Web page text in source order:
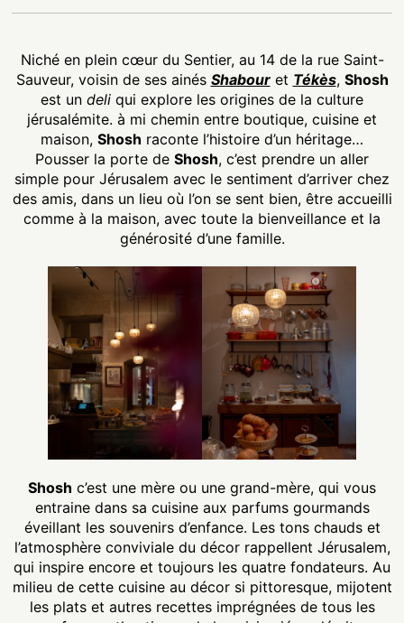
Niché en plein cœur du Sentier, au 14 de la rue Saint-
Sauveur, voisin de ses ainés Shabouret Tékès, Shosh
est un deli qui explore les origines de la culture
jérusalémite. à mi chemin entre boutique, cuisine et
maison, Shosh raconte l’histoire d’un héritage…
Pousser la porte de Shosh, c’est prendre un aller
simple pour Jérusalem avec le sentiment d’arriver chez
des amis, dans un lieu où l’on se sent bien, être accueilli
comme à la maison, avec toute la bienveillance et la
générosité d’une famille.
Shosh c’est une mère ou une grand-mère, qui vous
entraine dans sa cuisine aux parfums gourmands
éveillant les souvenirs d’enfance. Les tons chauds et
l’atmosphère conviviale du décor rappellent Jérusalem,
qui inspire encore et toujours les quatre fondateurs. Au
milieu de cette cuisine au décor si pittoresque, mijotent
les plats et autres recettes imprégnées de tous les